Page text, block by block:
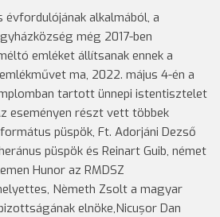
alkalmából, a
még 2017-ben
emléket állítsanak ennek a
ma, 2022. május 4-én a
tartott ünnepi istentisztelet
eseményen részt vett többek
püspök, Ft. Adorjáni Dezső
püspök és Reinart Guib, német
Hunor az RMDSZ
Nèmeth Zsolt a magyar
elnöke,Nicușor Dan